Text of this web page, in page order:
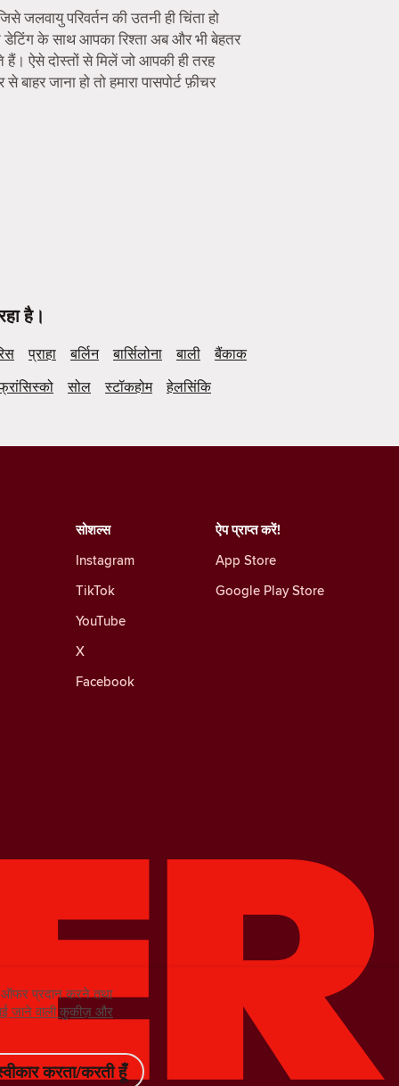
जलवायु परिवर्तन की उतनी ही चिंता हो
के साथ आपका रिश्ता अब और भी बेहतर
ऐसे दोस्तों से मिलें जो आपकी ही तरह
जाना हो तो हमारा पासपोर्ट फ़ीचर
है।
प्राहा बर्लिन बार्सिलोना बाली
बैंकाक
सोल स्टॉकहोम हेलसिंकि
सोशल्स
Instagram
TikTok
YouTube
X
Facebook
ऐप प्राप्त करें!
App Store
Google Play Store
ऑफर प्रदान करने तथा
जाने वाली कुकीज़ और
करता/करती हूँ